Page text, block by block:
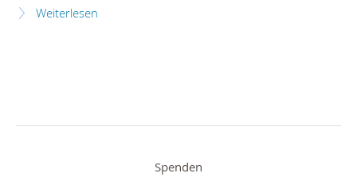
Weiterlesen
Spenden